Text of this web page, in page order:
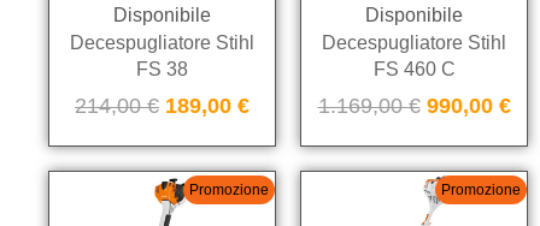
Disponibile
Decespugliatore Stihl
FS 38
214,00€ 189,00 €
Disponibile
Decespugliatore Stihl
FS 460 C
1.169,00€ 990,00 €
Promozione Promozione